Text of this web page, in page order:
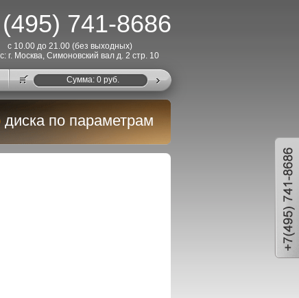
741-8686
с 10.00 до 21.00 (без выходных)
г. Москва, Симоновский вал д. 2 стр. 10
Cумма: 0руб.
диска по параметрам